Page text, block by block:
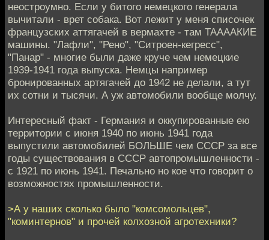
неостроумно. Если у битого немецкого генерала
вычитали - врет собака. Вот лежит у меня списочек
французских аттягачей в вермахте - там ТААААКИЕ
машины. "Лафли", "Рено", "Ситроен-кегресс",
"Панар" - многие были даже круче чем немецкие
1939-1941 года выпуска. Немцы например
бронированных артягачей до 1942 не делали, а тут
их сотни и тысячи. А уж автомобили вообще молчу.
Интересный факт - Германия и оккупированные ею
территории с июня 1940 по июнь 1941 года
выпустили автомобилей БОЛЬШЕ чем СССР за все
годы существования в СССР автопромышленности -
с 1921 по июнь 1941. Печально но кое что говорит о
возможностях промышленности.
>А у наших сколько было "комсомольцев",
"коминтернов" и прочей колхозной агротехники?